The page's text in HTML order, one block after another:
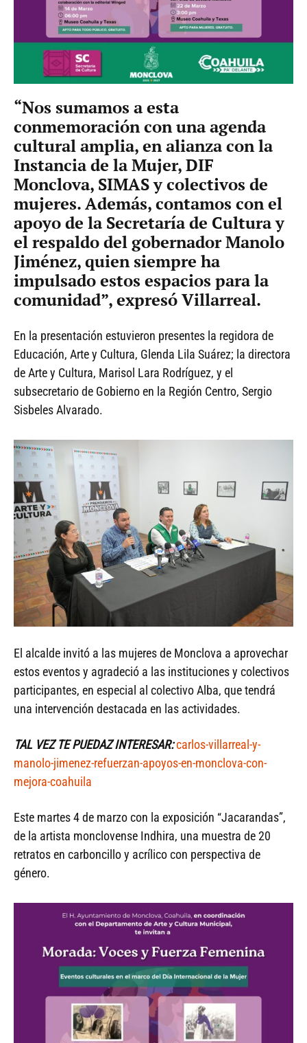
“Nos sumamos a esta
conmemoración con una agenda
cultural amplia, en alianza con la
Instancia de la Mujer, DIF
Monclova, SIMAS y colectivos de
mujeres. Además, contamos con el
apoyo de la Secretaría de Cultura y
el respaldo del gobernador Manolo
Jiménez, quien siempre ha
impulsado estos espacios para la
comunidad”, expresó Villarreal.
En la presentación estuvieron presentes la regidora de
Educación, Arte y Cultura, Glenda Lila Suárez; la directora
de Arte y Cultura, Marisol Lara Rodríguez, y el
subsecretario de Gobierno en la Región Centro, Sergio
Sisbeles Alvarado.
El alcalde invitó a las mujeres de Monclova a aprovechar
estos eventos y agradeció a las instituciones y colectivos
participantes, en especial al colectivo Alba, que tendrá
una intervención destacada en las actividades.
TAL VEZ TE PUEDAZ INTERESAR:carlos-villarreal-y-
manolo-jimenez-refuerzan-apoyos-en-monclova-con-
mejora-coahuila
Este martes 4 de marzo con la exposición “Jacarandas”,
de la artista monclovense Indhira, una muestra de 20
retratos en carboncillo y acrílico con perspectiva de
género.